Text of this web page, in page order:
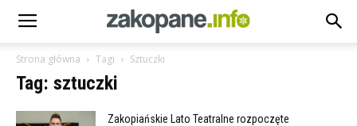
Strona główna Tagi Sztuczki
Tag: sztuczki
Zakopiańskie Lato Teatralne rozpoczęte